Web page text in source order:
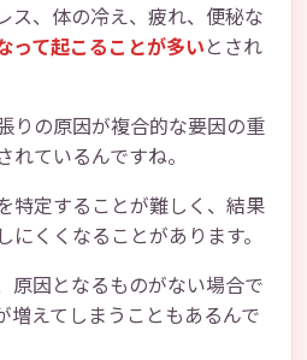
ス、体の冷え、疲れ、便秘な
って起こることが多いとされ
りの原因が複合的な要因の重
ているんですね。
特定することが難しく、結果
にくくなることがあります。
原因となるものがない場合で
増えてしまうこともあるんで